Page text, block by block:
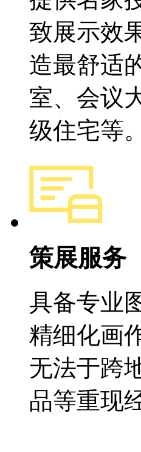
致展示效
造最舒适
室、会议
级住宅等。
策展服务
具备专业
精细化画
无法于跨
品等重现